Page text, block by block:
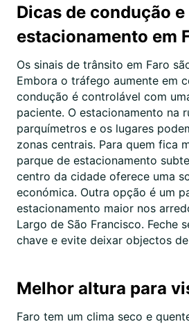
Dicas de condução e
estacionamento em
Os sinais de trânsito em Faro
Embora o tráfego aumente em
condução é controlável com
paciente. O estacionamento na
parquímetros e os lugares
zonas centrais. Para quem fica
parque de estacionamento
centro da cidade oferece uma
económica. Outra opção é um
estacionamento maior nos
Largo de São Francisco. Feche
chave e evite deixar objectos
Melhor altura para
Faro tem um clima seco e